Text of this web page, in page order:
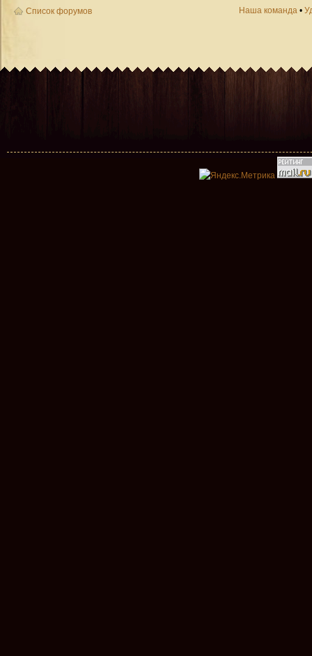
Список форумов Наша команда •